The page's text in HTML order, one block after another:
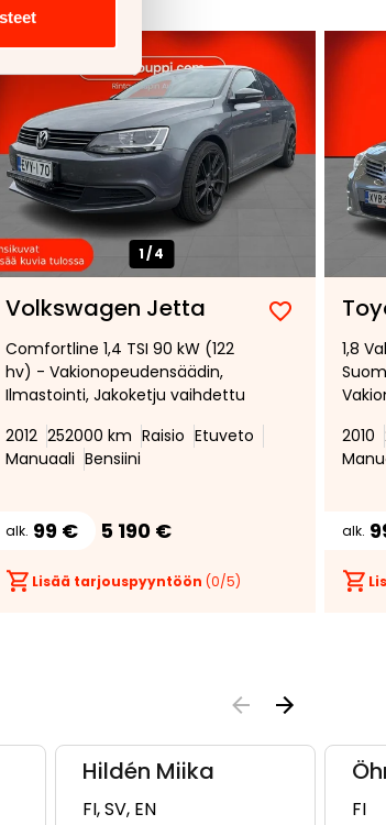
1/4
Volkswagen Jetta
Lisää
suosikiksi
Poista
Comfortline 1,4 TSI 90 kW (122
hv) - Vakionopeudensäädin,
Ilmastointi, Jakoketju vaihdettu
2012 252000 km Raisio Etuveto
Manuaali Bensiini
alk. 99 € 5 190 €
Lisää tarjouspyyntöön (0/5)
1,8
2010
alk.
Hildén Miika
FI, SV, EN
FI